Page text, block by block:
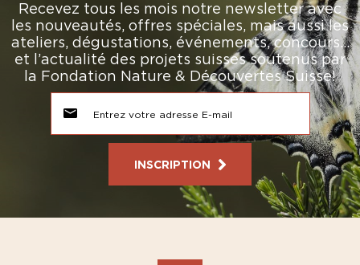
Recevez tous les mois notre newsletter avec
les nouveautés, offres spéciales, mais aussi les
ateliers, dégustations, événements, concours…
et l’actualité des projets suisses soutenus par
la Fondation Nature & Découvertes Suisse!
INSCRIPTION